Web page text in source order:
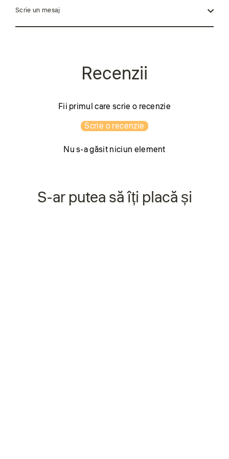
Scrie un mesaj
Fii primul care scrie o recenzie
Scrie o recenzie
Nu s-a găsit niciun element
S-ar putea să îți placă și